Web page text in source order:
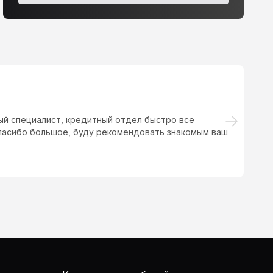
специалист, кредитный отдел быстро все
большое, буду рекомендовать знакомым ваш